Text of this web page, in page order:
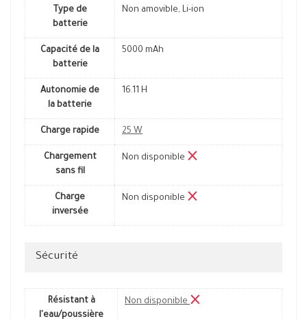
Type de
batterie
Non amovible, Li-ion
Capacité de la
batterie
5000 mAh
Autonomie de
la batterie
16.11 H
Charge rapide 25 W
Chargement
sans fil
Non disponible
Charge
inversée
Non disponible
Sécurité
Résistant à
l'eau/poussière
Non disponible